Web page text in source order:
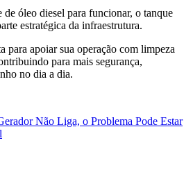
de óleo diesel para funcionar, o tanque
estratégica da infraestrutura.
para apoiar sua operação com limpeza
para mais segurança,
no dia a dia.
Não Liga, o Problema Pode Estar